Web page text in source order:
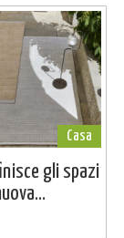
Casa
gli spazi